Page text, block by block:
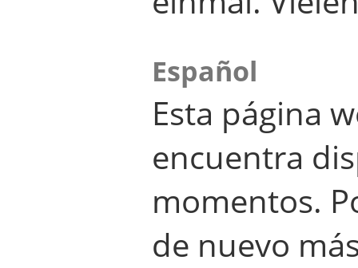
Español
Esta página
encuentra
momentos.
de nuevo